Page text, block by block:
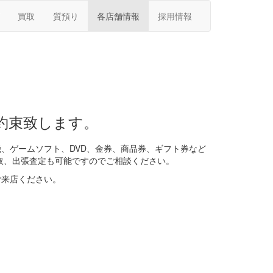
買取 質預り 各店舗情報 採用情報
致します。
ゲームソフト、DVD、金券、商品券、ギフト券など
出張査定も可能ですのでご相談ください。
店ください。